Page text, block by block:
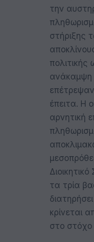
την
στήριξης
ανάκαμψη
έπειτα. Η
αρνητική
τα τρία
κρίνεται
στο